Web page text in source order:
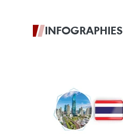
INFOGRAPHIES